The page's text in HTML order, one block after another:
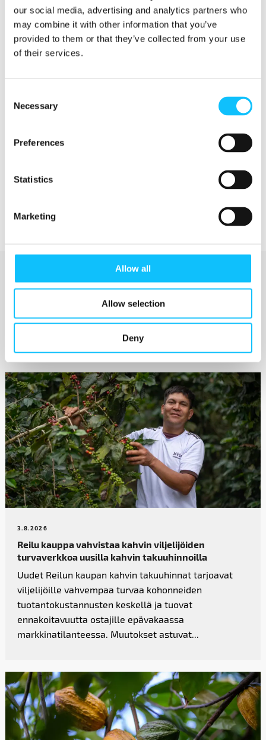
our social media, advertising and analytics partners who
may combine it with other information that you’ve
provided to them or that they’ve collected from your use
of their services.
Selection
Necessary
Preferences
Statistics
Marketing
Allow all
Allow selection
Deny
tuloksia syntyy satokausi kerrallaan. Paulig on
sitoutunut olemaan Etiopian
kumppanuushankkeessa aina vuoteen 2021
loppuun asti, jotta alueen viljelijöiden
Tähän mennessä Sidamassa on järjestetty mm.
analysoinnista, henkilöstöhallinnosta,
parantamisesta.
Katso myös
3.8.2026
Reilu kauppa vahvistaa kahvin­ viljelijöiden
turvaverkkoa uusilla kahvin takuuhinnoilla
Uudet Reilun kaupan kahvin takuuhinnat tarjoavat
viljelijöille vahvempaa turvaa kohonneiden
tuotantokustannusten keskellä ja tuovat
ennakoitavuutta ostajille epävakaassa
markkinatilanteessa. Muutokset astuvat...